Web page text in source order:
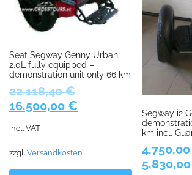
Seat Segway Genny Urban
2.0L fully equipped –
demonstration unit only 66 km
22.118,40€
Original
was:
22.118,40 €.
16.500,00 €
16.500,00 €.
incl. VAT
zzgl. Versandkosten
Segway i2
km incl.
4.750,00
5.830,00